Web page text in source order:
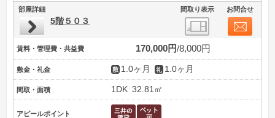
部屋詳細 間取り表示 お問合せ
5階５０３
賃料・管理費・共益費 170,000円 8,000円
敷金・礼金 1.0ヶ月 1.0ヶ月
間取・面積 1DK 32.81㎡
アピールポイント